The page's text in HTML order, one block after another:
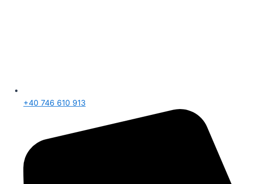
+40 746 610 913